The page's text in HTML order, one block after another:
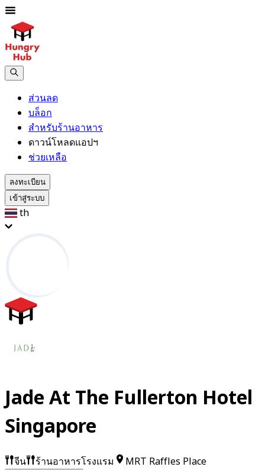
ส่วนลด
บล็อก
สำหรับร้านอาหาร
ดาวน์โหลดแอปฯ
ช่วยเหลือ
ลงทะเบียน
เข้าสู่ระบบ
th
Jade At The Fullerton Hotel
Singapore
จีน ร้านอาหารโรงแรม MRT Raffles Place